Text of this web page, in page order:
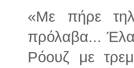
«Με πήρε
πρόλαβα... Έλα
Ρόουζ με